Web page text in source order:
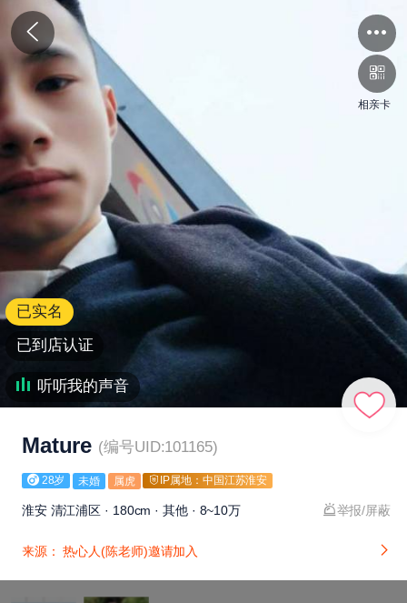
相亲卡
已实名
已到店认证
听听我的声音
Mature (编号UID:101165)
28岁 未婚 属虎 IP属地：中国江苏淮安
淮安 清江浦区 · 180cm · 其他 · 8~10万 举报/屏蔽
来源： 热心人(陈老师)邀请加入